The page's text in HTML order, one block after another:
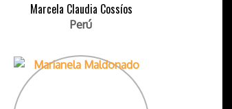
Marcela Claudia Cossíos
Perú